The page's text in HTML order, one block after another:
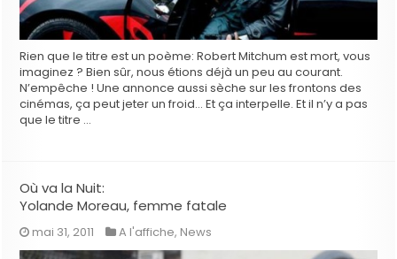
Rien que le titre est un poème: Robert Mitchum est mort, vous
imaginez ? Bien sûr, nous étions déjà un peu au courant.
N’empêche ! Une annonce aussi sèche sur les frontons des
cinémas, ça peut jeter un froid… Et ça interpelle. Et il n’y a pas
que le titre …
Où va la Nuit:
Yolande Moreau, femme fatale
mai 31, 2011 A l'affiche, News